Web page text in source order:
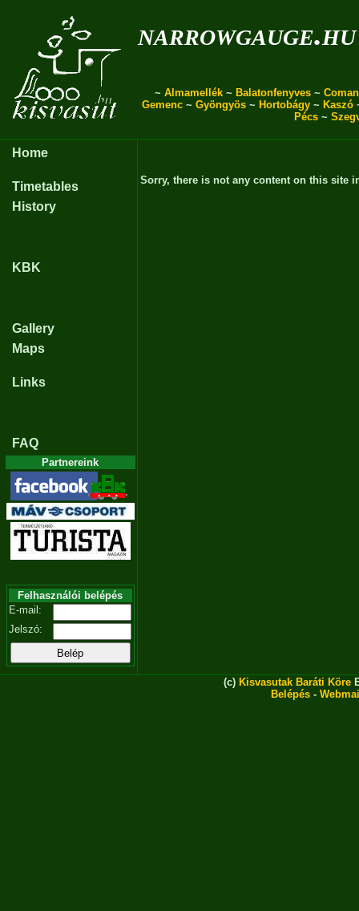
narrowgauge.hu
~ Almamellék ~ Balatonfenyves ~
Gemenc ~ Gyöngyös ~ Hortobágy ~ Kaszó
Pécs ~
Home
Timetables
History
KBK
Gallery
Maps
Links
FAQ
Partnereink
Felhasználói belépés
E-mail:
Jelszó:
Sorry, there is not any content on this site
(c) Kisvasutak Baráti Köre
Belépés -